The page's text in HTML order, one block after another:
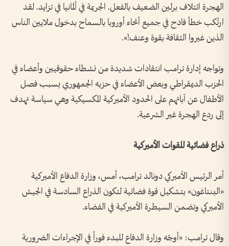
الهجرة ائتلاف برلين الضعيف بالفعل. الجريمة في ألمانيا في تزايد. لقد
ارتُكب خطأ فادح في جميع أنحاء أوروبا بالسماح بدخول ملايين الناس
الذين غيروا الثقافة بقوة وعنف!».
وتواجه إدارة ترامب انتقادات شديدة من نشطاء حقوقيين وأعضاء في
الحزب الديمقراطي وبعض الأعضاء في حزبه الجمهوري بسبب فصل
الأطفال عن آبائهم على الحدود الأميركية المكسيكية وهي سياسة تهدف
إلى ردع الهجرة غير الشرعية.
ذراع فضائية للقوات الأميركية
أمر الرئيس الأميركي دونالد ترامب، أمس، وزارة الدفاع الأميركية
«البنتاغون» بتشكيل قوة فضائية لتكون الذراع السادسة في الجيش
الأميركي وتضمن السيطرة الأميركية في الفضاء.
وقال ترامب: «أوجّه وزارة الدفاع للبدء فوراً في الإجراءات الضرورية